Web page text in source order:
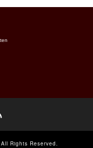
All Rights Reserved.